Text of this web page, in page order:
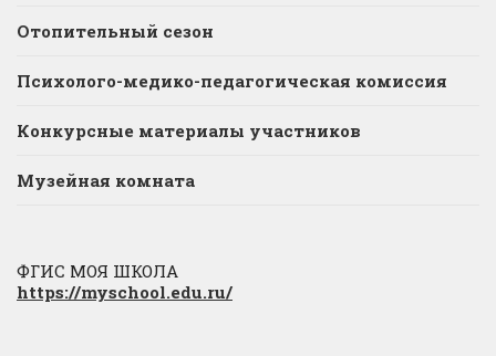
Отопительный сезон
Психолого-медико-педагогическая комиссия
Конкурсные материалы участников
Музейная комната
ФГИС МОЯ ШКОЛА
https://myschool.edu.ru/